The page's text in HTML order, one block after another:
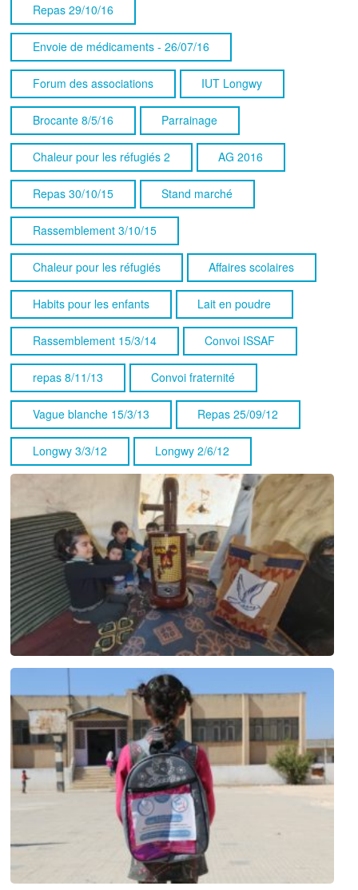
Repas 29/10/16
Envoie de médicaments - 26/07/16
Forum des associations IUT Longwy
Brocante 8/5/16 Parrainage
Chaleur pour les réfugiés 2 AG 2016
Repas 30/10/15 Stand marché
Rassemblement 3/10/15
Chaleur pour les réfugiés Affaires scolaires
Habits pour les enfants Lait en poudre
Rassemblement 15/3/14 Convoi ISSAF
repas 8/11/13 Convoi fraternité
Vague blanche 15/3/13 Repas 25/09/12
Longwy 3/3/12 Longwy 2/6/12